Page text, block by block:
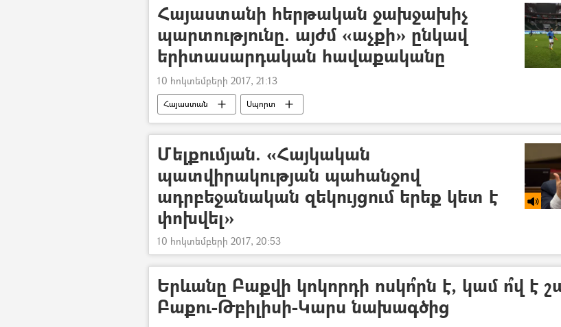
Հայաստանի հերթական ջախջախիչ
պարտությունը. այժմ «աչքի» ընկավ
երիտասարդական հավաքականը
10 հոկտեմբերի 2017, 21:13
Հայաստան Սպորտ
Մելքումյան. «Հայկական
պատվիրակության պահանջով
ադրբեջանական զեկույցում երեք կետ է
փոխվել»
10 հոկտեմբերի 2017, 20:53
Երևանը Բաքվի կոկորդի ոսկո՞րն է, կամ ո՞վ է
Բաքու-Թբիլիսի-Կարս նախագծից